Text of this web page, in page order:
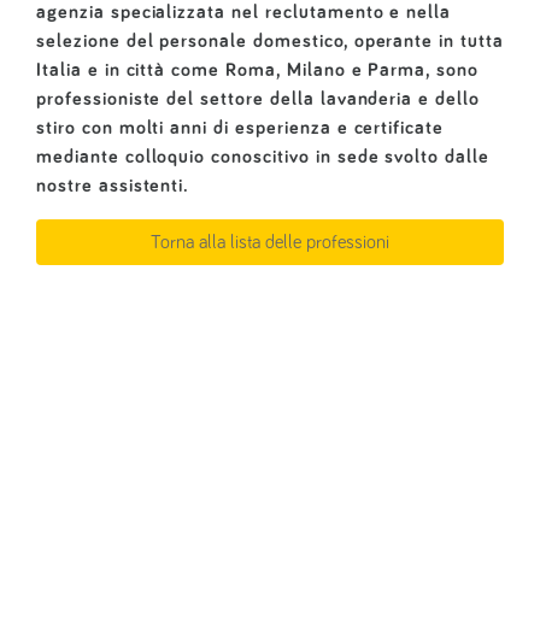
agenzia specializzata nel reclutamento e nella
selezione del personale domestico, operante in tutta
Italia e in città come Roma, Milano e Parma, sono
professioniste del settore della lavanderia e dello
stiro con molti anni di esperienza e certificate
mediante colloquio conoscitivo in sede svolto dalle
nostre assistenti.
Torna alla lista delle professioni